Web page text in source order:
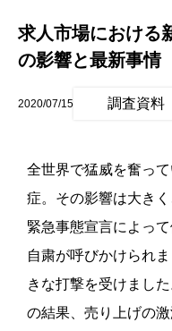
求人市場における
の影響と最新事情
2020/07/15 調査資料
全世界で猛威を奮っ
症。その影響は大き
緊急事態宣言によっ
自粛が呼びかけられ
きな打撃を受けまし
の結果、売り上げの